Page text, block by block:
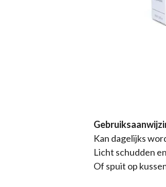
Kan dagelijks
Licht schudden
Of spuit op